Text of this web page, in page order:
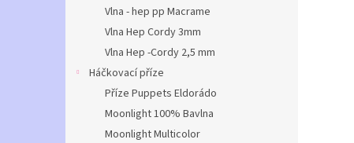
Vlna - hep pp Macrame
Vlna Hep Cordy 3mm
Vlna Hep -Cordy 2,5 mm
Háčkovací příze
Příze Puppets Eldorádo
Moonlight 100% Bavlna
Moonlight Multicolor